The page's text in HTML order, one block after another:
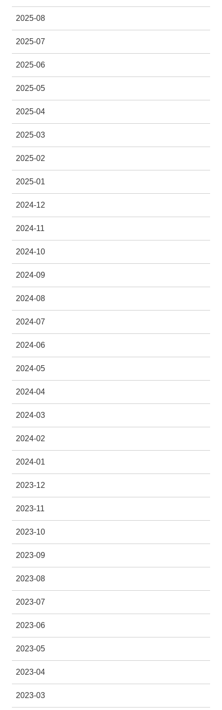
2025-08
2025-07
2025-06
2025-05
2025-04
2025-03
2025-02
2025-01
2024-12
2024-11
2024-10
2024-09
2024-08
2024-07
2024-06
2024-05
2024-04
2024-03
2024-02
2024-01
2023-12
2023-11
2023-10
2023-09
2023-08
2023-07
2023-06
2023-05
2023-04
2023-03